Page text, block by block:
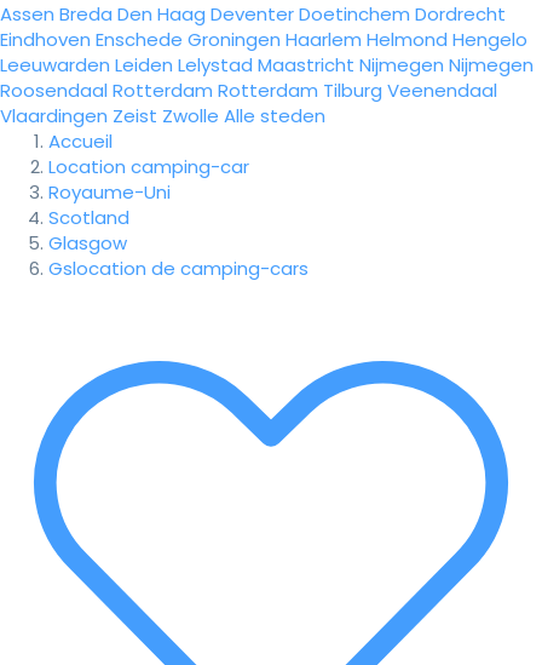
Assen Breda Den Haag DeventerDoetinchem Dordrecht
Eindhoven Enschede Groningen Haarlem Helmond Hengelo
Leeuwarden Leiden Lelystad Maastricht Nijmegen Nijmegen
Roosendaal Rotterdam Rotterdam Tilburg Veenendaal
Vlaardingen Zeist Zwolle Alle steden
Accueil
Location camping-car
Royaume-Uni
Scotland
Glasgow
Gslocation de camping-cars